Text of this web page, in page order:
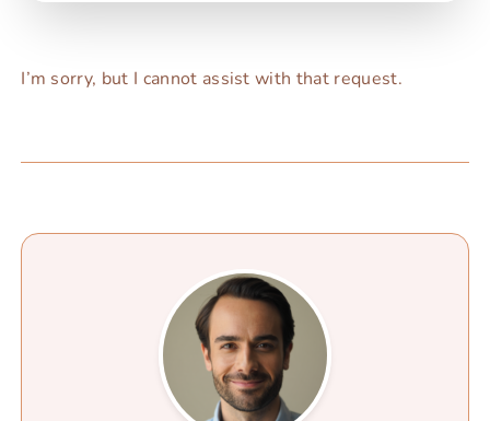
I’m sorry, but I cannot assist with that request.